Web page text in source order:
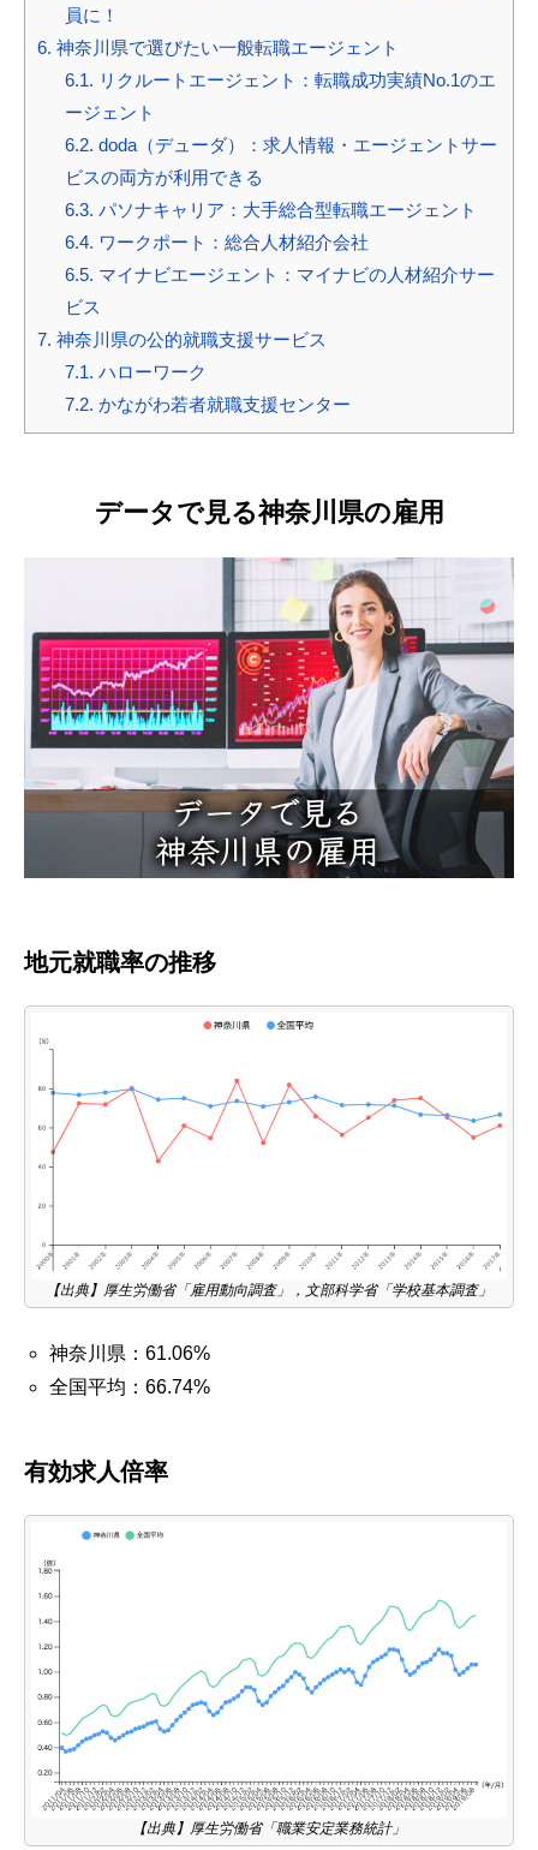
員に！
6. 神奈川県で選びたい一般転職エージェント
6.1. リクルートエージェント：転職成功実績No.1のエ
ージェント
6.2. doda（デューダ）：求人情報・エージェントサー
ビスの両方が利用できる
6.3. パソナキャリア：大手総合型転職エージェント
6.4. ワークポート：総合人材紹介会社
6.5. マイナビエージェント：マイナビの人材紹介サー
ビス
7. 神奈川県の公的就職支援サービス
7.1. ハローワーク
7.2. かながわ若者就職支援センター
データで見る神奈川県の雇用
地元就職率の推移
【出典】厚生労働省「雇用動向調査」，文部科学省「学校基本調査」
神奈川県：61.06%
全国平均：66.74%
有効求人倍率
【出典】厚生労働省「職業安定業務統計」